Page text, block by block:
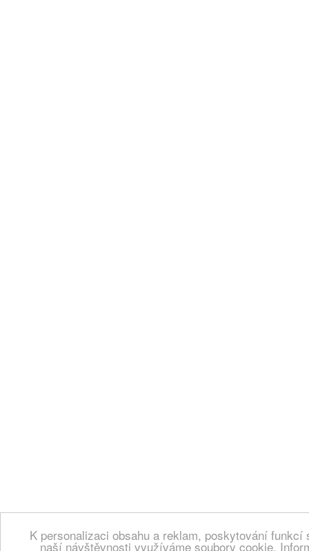
K personalizaci obsahu a reklam, poskytování
naší návštěvnosti využíváme soubory cookie.